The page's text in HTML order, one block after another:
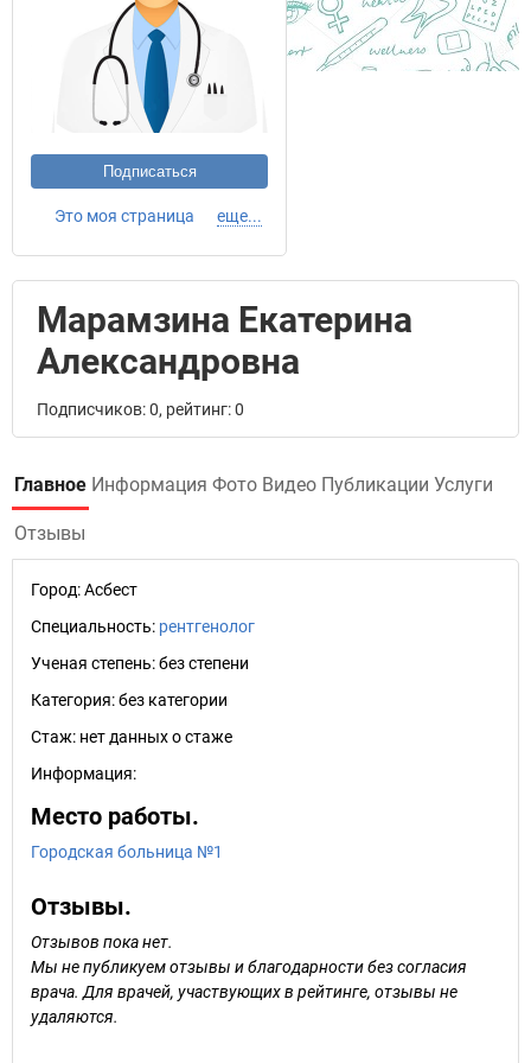
Подписаться
Это моя страница еще...
Марамзина Екатерина
Александровна
Подписчиков: 0, рейтинг: 0
Главное Информация Фото Видео Публикации Услуги
Отзывы
Город:Асбест
Специальность: рентгенолог
Ученая степень:без степени
Категория:без категории
Стаж: нет данных о стаже
Информация:
Место работы.
Городская больница №1
Отзывы.
Отзывов пока нет.
Мы не публикуем отзывы и благодарности без согласия
врача. Для врачей, участвующих в рейтинге, отзывы не
удаляются.